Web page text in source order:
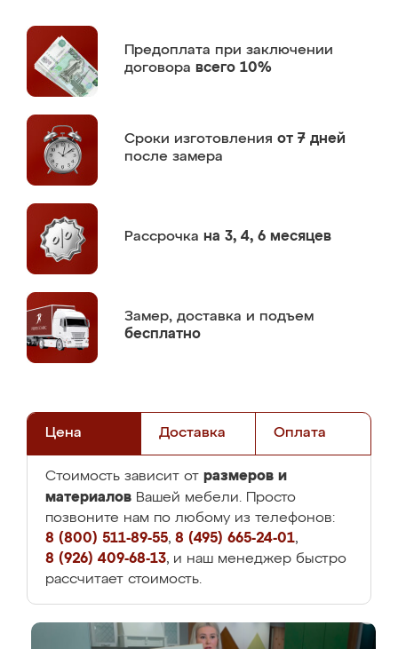
Предоплата при заключении
договора всего 10%
Сроки изготовления от 7 дней
после замера
Рассрочка на 3, 4, 6 месяцев
Замер, доставка и подъем
бесплатно
Цена Доставка Оплата
Стоимость зависит от размеров и
материалов Вашей мебели. Просто
позвоните нам по любому из телефонов:
8 (800) 511-89-55, 8 (495) 665-24-01,
8 (926) 409-68-13, и наш менеджер быстро
рассчитает стоимость.